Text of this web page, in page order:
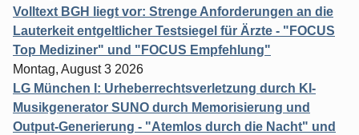
Volltext BGH liegt vor: Strenge Anforderungen an die
Lauterkeit entgeltlicher Testsiegel für Ärzte - "FOCUS
Top Mediziner" und "FOCUS Empfehlung"
Montag, August 3 2026
LG München I: Urheberrechtsverletzung durch KI-
Musikgenerator SUNO durch Memorisierung und
Output-Generierung - "Atemlos durch die Nacht" und